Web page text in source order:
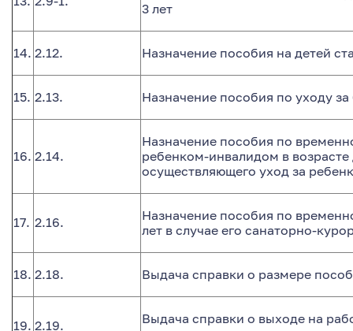
3 лет
14. 2.12. Назначение пособия на детей
15. 2.13. Назначение пособия по уходу
16. 2.14.
Назначение пособия по
ребенком-инвалидом в возрасте
осуществляющего уход за
17. 2.16.
Назначение пособия по
лет в случае его санаторно-
18. 2.18. Выдача справки о размере
19. 2.19.
Выдача справки о выходе на